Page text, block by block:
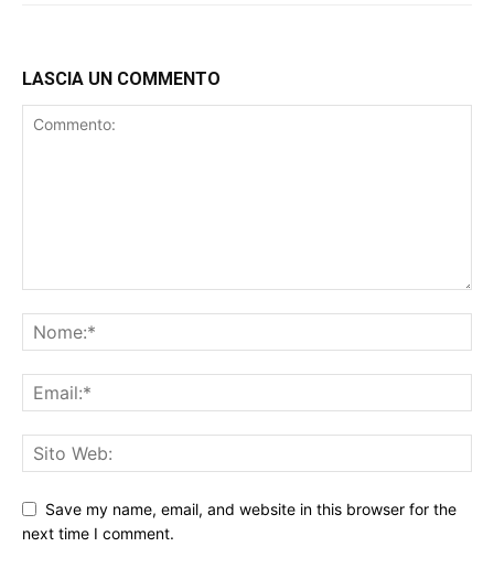
LASCIA UN COMMENTO
Save my name, email, and website in this browser for the
next time I comment.